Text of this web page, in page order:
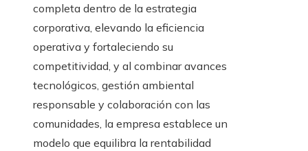
completa dentro de la estrategia
corporativa, elevando la eficiencia
operativa y fortaleciendo su
competitividad, y al combinar avances
tecnológicos, gestión ambiental
responsable y colaboración con las
comunidades, la empresa establece un
modelo que equilibra la rentabilidad